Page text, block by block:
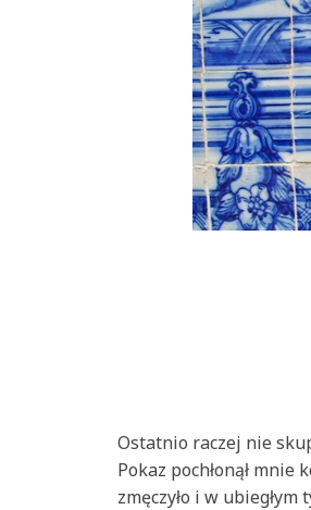
Ostatnio raczej nie
Pokaz pochłonął
zmęczyło i w